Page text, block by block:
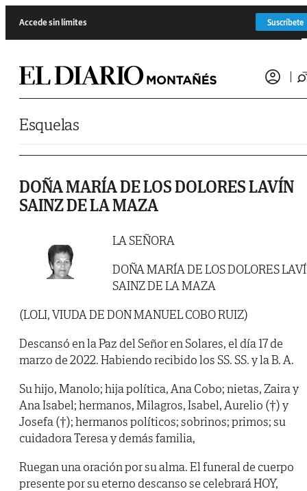
Accede sin límites Suscríbete
Esquelas
DOÑA MARÍA DE LOS DOLORES LAVÍN
SAINZ DE LA MAZA
LA SEÑORA
DOÑA MARÍA DE LOS DOLORES
SAINZ DE LA MAZA
(LOLI, VIUDA DE DON MANUEL COBO RUIZ)
Descansó en la Paz del Señor en Solares, el día 17 de
marzo de 2022. Habiendo recibido los SS. SS. y la B. A.
Su hijo, Manolo; hija política, Ana Cobo; nietas, Zaira y
Ana Isabel; hermanos, Milagros, Isabel, Aurelio (†) y
Josefa (†); hermanos políticos; sobrinos; primos; su
cuidadora Teresa y demás familia,
Ruegan una oración por su alma. El funeral de cuerpo
presente por su eterno descanso se celebrará HOY,